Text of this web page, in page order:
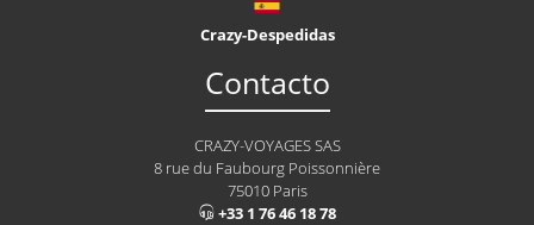
Crazy-Despedidas
Contacto
CRAZY-VOYAGES SAS
8 rue du Faubourg Poissonnière
75010 Paris
+33 1 76 46 18 78